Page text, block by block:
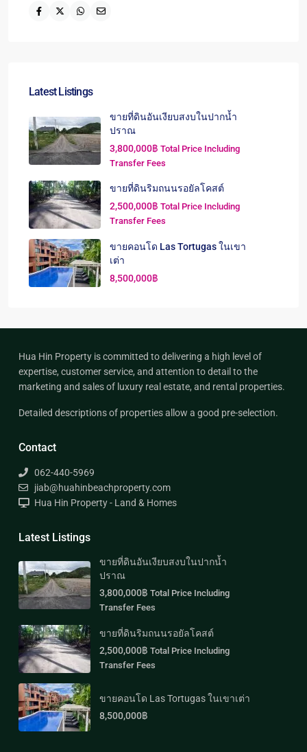
Latest Listings
ขายที่ดินอันเงียบสงบในปากน้ำ
ปราณ
3,800,000฿ Total Price Including
Transfer Fees
ขายที่ดินริมถนนรอยัลโคสต์
2,500,000฿ Total Price Including
Transfer Fees
ขายคอนโด Las Tortugas ในเขา
เต่า
8,500,000฿
Hua Hin Property is committed to delivering a high level of
expertise, customer service, and attention to detail to the
marketing and sales of luxury real estate, and rental properties.
Detailed descriptions of properties allow a good pre-selection.
Contact
062-440-5969
jiab@huahinbeachproperty.com
Hua Hin Property - Land & Homes
Latest Listings
ขายที่ดินอันเงียบสงบในปากน้ำ
ปราณ
3,800,000฿ Total Price Including
Transfer Fees
ขายที่ดินริมถนนรอยัลโคสต์
2,500,000฿ Total Price Including
Transfer Fees
ขายคอนโด Las Tortugas ในเขาเต่า
8,500,000฿